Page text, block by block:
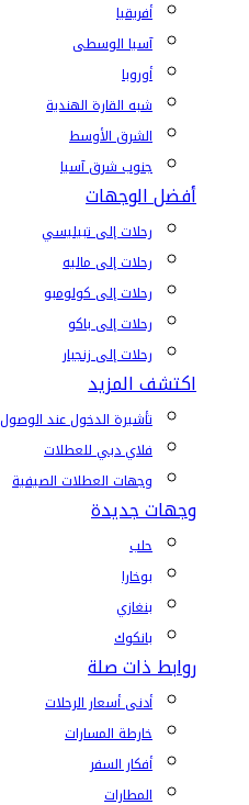
أفريقيا
آسيا الوسطى
أوروبا
شبه القارة الهندية
الشرق الأوسط
جنوب شرق آسيا
أفضل الوجهات
رحلات إلى تبيليسي
رحلات إلى ماليه
رحلات إلى كولومبو
رحلات إلى باكو
رحلات إلى زنجبار
اكتشف المزيد
تأشيرة الدخول عند الوصول
فلاي دبي للعطلات
وجهات العطلات الصيفية
وجهات جديدة
حلب
بوخارا
بنغازي
بانكوك
روابط ذات صلة
أدنى أسعار الرحلات
خارطة المسارات
أفكار السفر
المطارات